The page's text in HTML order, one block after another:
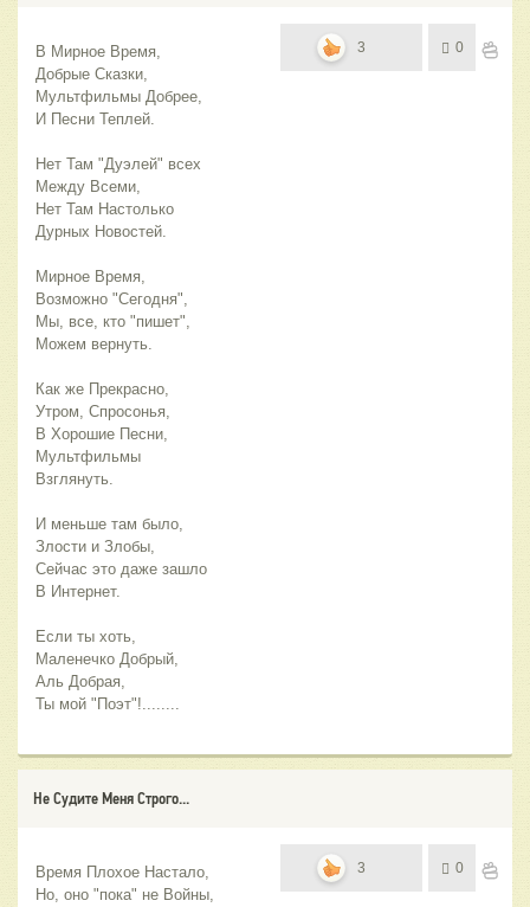
В Мирное Время,
Добрые Сказки,
Мультфильмы Добрее,
И Песни Теплей.
Нет Там "Дуэлей" всех
Между Всеми,
Нет Там Настолько
Дурных Новостей.
Мирное Время,
Возможно "Сегодня",
Мы, все, кто "пишет",
Можем вернуть.
Как же Прекрасно,
Утром, Спросонья,
В Хорошие Песни,
Мультфильмы
Взглянуть.
И меньше там было,
Злости и Злобы,
Сейчас это даже зашло
В Интернет.
Если ты хоть,
Маленечко Добрый,
Аль Добрая,
Ты мой "Поэт"!........
3 0
Не Судите Меня Строго...
Время Плохое Настало,
Но, оно "пока" не Войны,
3 0